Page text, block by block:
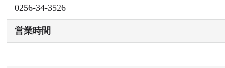
0256-34-3526
営業時間
–